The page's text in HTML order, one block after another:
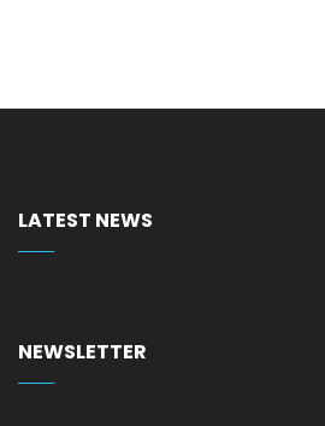
LATEST NEWS
NEWSLETTER